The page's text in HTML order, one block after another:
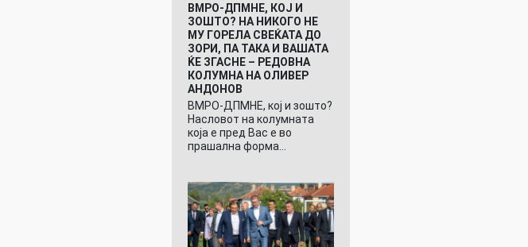
ВМРО-ДПМНЕ, КОЈ И
ЗОШТО? НА НИКОГО НЕ
МУ ГОРЕЛА СВЕЌАТА ДО
ЗОРИ, ПА ТАКА И ВАШАТА
ЌЕ ЗГАСНЕ – РЕДОВНА
КОЛУМНА НА ОЛИВЕР
АНДОНОВ
ВМРО-ДПМНЕ, кој и зошто?
Насловот на колумната
која е пред Вас е во
прашална форма…